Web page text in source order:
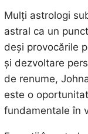
Mulți astrologi
astral ca un
deși provocările
și dezvoltare
de renume,
este o
fundamentale în